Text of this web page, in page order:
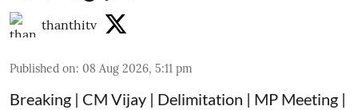
thanthitv
Published on: 08 Aug 2026, 5:11 pm
Breaking | CM Vijay | Delimitation | MP Meeting |